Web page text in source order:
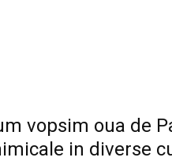
vopsim oua de
in diverse